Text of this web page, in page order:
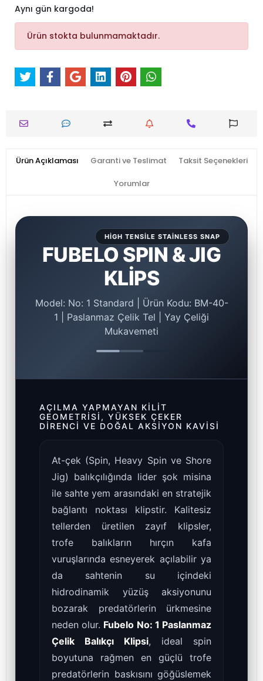
Aynı gün kargoda!
Ürün stokta bulunmamaktadır.
Ürün Açıklaması Garanti ve Teslimat Taksit Seçenekleri
Yorumlar
HIGH TENSILE STAINLESS SNAP
FUBELO SPIN & JIG
KLİPS
Model: No: 1 Standard | Ürün Kodu: BM-40-
1 | Paslanmaz Çelik Tel | Yay Çeliği
Mukavemeti
AÇILMA YAPMAYAN KILIT
GEOMETRISI, YÜKSEK ÇEKER
DIRENCI VE DOĞAL AKSIYON KAVISI
At-çek (Spin, Heavy Spin ve Shore
Jig) balıkçılığında lider şok misina
ile sahte yem arasındaki en stratejik
bağlantı noktası klipstir. Kalitesiz
tellerden üretilen zayıf klipsler,
trofe balıkların hırçın kafa
vuruşlarında esneyerek açılabilir ya
da sahtenin su içindeki
hidrodinamik yüzüş aksiyonunu
bozarak predatörlerin ürkmesine
neden olur. Fubelo No: 1 Paslanmaz
Çelik Balıkçı Klipsi, ideal spin
boyutuna rağmen en güçlü trofe
predatörlerin baskısını göğüslemek